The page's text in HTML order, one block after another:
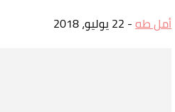
أمل طه- 22 يوليو، 2018